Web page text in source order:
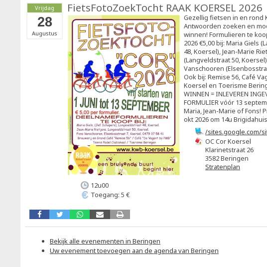
Vrijdag
28
Augustus
FietsFotoZoekTocht RAAK KOERSEL 2026
Gezellig fietsen in en rond
Antwoorden zoeken en
winnen! Formulieren te
2026 €5,00 bij: Maria Giels
48, Koersel), Jean-Marie
(Langveldstraat 50,
Vanschooren
Ook bij: Remise 56, Café
Koersel en Toerisme
WINNEN = INLEVEREN
FORMULIER vóór 13
Maria, Jean-Marie of Fons!
okt 2026 om 14u
/sites.google.com/
OC Cor Koersel
Klarinetstraat 26
3582 Beringen
Stratenplan
12u00
Toegang: 5 €
Bekijk alle evenementen in Beringen
Uw evenement toevoegen aan de agenda van Beringen